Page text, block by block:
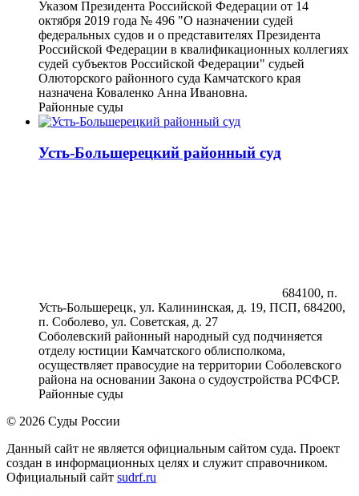
Указом Президента Российской Федерации от 14
октября 2019 года № 496 "О назначении судей
федеральных судов и о представителях Президента
Российской Федерации в квалификационных коллегиях
судей субъектов Российской Федерации" судьей
Олюторского районного суда Камчатского края
назначена Коваленко Анна Ивановна.
Районные суды
Усть-Большерецкий районный суд
684100, п.
Усть-Большерецк, ул. Калининская, д. 19, ПСП, 684200,
п. Соболево, ул. Советская, д. 27
Соболевский районный народный суд подчиняется
отделу юстиции Камчатского облисполкома,
осуществляет правосудие на территории Соболевского
района на основании Закона о судоустройства РСФСР.
Районные суды
© 2026 Суды России
Данный сайт не является официальным сайтом суда. Проект
создан в информационных целях и служит справочником.
Официальный сайт sudrf.ru